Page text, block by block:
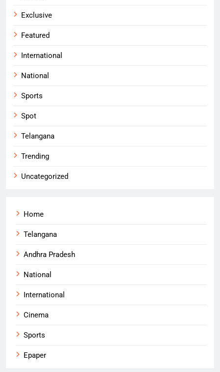
Exclusive
Featured
International
National
Sports
Spot
Telangana
Trending
Uncategorized
Home
Telangana
Andhra Pradesh
National
International
Cinema
Sports
Epaper